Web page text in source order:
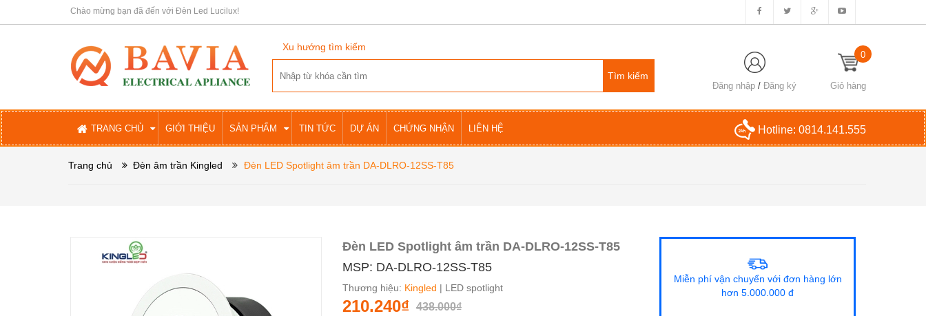
Chào mừng bạn đã đến với Đèn Led Lucilux!
Xu hướng tìm kiếm
Đăng nhập /Đăng ký Giỏ hàng
0
TRANG CHỦ GIỚI THIỆU SẢN PHẨM TIN TỨC DỰ ÁN CHỨNG NHẬN LIÊN HỆ Hotline: 0814.141.555
Trang chủ Đèn âm trần Kingled Đèn LED Spotlight âm trần DA-DLRO-12SS-T85
Đèn LED Spotlight âm trần DA-DLRO-12SS-T85
MSP: DA-DLRO-12SS-T85
Thương hiệu: Kingled | LED spotlight
210.240₫ 438.000₫
Miễn phí vận chuyển với đơn hàng lớn
hơn 5.000.000 đ